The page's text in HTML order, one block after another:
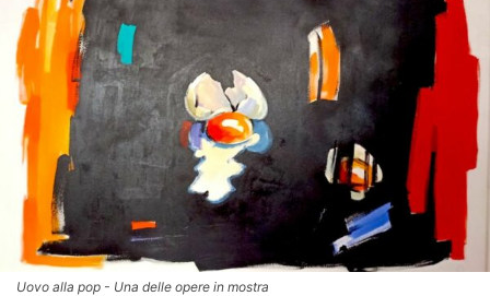
Uovo alla pop - Una delle opere in mostra